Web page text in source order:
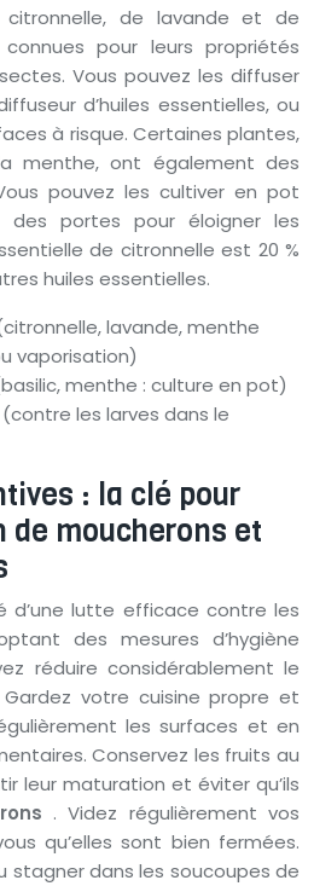
citronnelle, de lavande et de
pour leurs propriétés
Vous pouvez les diffuser
d’huiles essentielles, ou
à risque. Certaines plantes,
menthe, ont également des
pouvez les cultiver en pot
portes pour éloigner les
de citronnelle est 20 %
huiles essentielles.
lavande, menthe
vaporisation)
menthe : culture en pot)
les larves dans le
: la clé pour
de moucherons et
d’une lutte efficace contre les
des mesures d’hygiène
réduire considérablement le
Gardez votre cuisine propre et
les surfaces et en
Conservez les fruits au
leur maturation et éviter qu’ils
. Videz régulièrement vos
qu’elles sont bien fermées.
stagner dans les soucoupes de